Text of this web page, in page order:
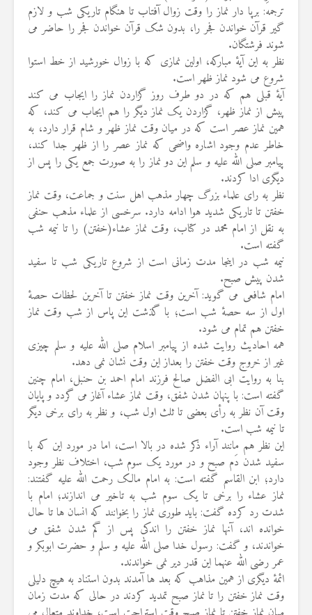
ترجمه: برپا دار نماز را وقت زوال آفتاب تا هنگام تاریکی شب و لازم
گیر قرآن خواندن فجر را، بدون شک قرآن خواندن فجر را حاضر می
شوند فرشتگان.
نظر به این آیهٔ مبارکه، اولین نمازی که با زوال خورشید از خط استوا
شروع می شود نماز ظهر است.
آیهٔ قبلی هم که در دو طرف روز گزاردن نماز را ایجاب می کند
پیش از نماز ظهر، گزاردن یک نماز دیگر را هم ایجاب می کند، که
همین نماز عصر است که در میان وقت نماز ظهر و شام قرار دارد، به
خاطر عدم وجود اشاره واضحی که نماز عصر را از ظهر جدا کند،
پیامبر صلی الله علیه و سلم این دو نماز را به صورت جمع یکی را پس از
دیگری ادا کردند.
نظر به رای علماء بزرگ چهار مذهب اهل سنت و جماعت، وقت نماز
خفتن تا تاریکی شدید هوا ادامه دارد. سرخسی از علماء مذهب حنفی
به نقل از امام محمد در کتاب، وقت نماز عشاء(خفتن) را تا نیمه شب
گفته است.
نیمه شب در اینجا مدت زمانی است از شروع تاریکی شب تا سفید
شدن پیش صبح.
امام شافعی می گوید: آخرین وقت نماز خفتن تا آخرین لحظات حصهٔ
اول از سه حصهٔ شب است؛ با گذشت این پاس از شب وقت نماز
خفتن هم تمام می شود.
همه احادیث روایت شده از پیامبر اسلام صلی الله علیه و سلم چیزی
غیر از خروج وقت خفتن را بعداز این وقت نشان نمی دهد.
بنا به روایت ابی الفضل صالح فرزند امام احمد بن حنبل، امام چنین
گفته است: با پنهان شدن شفق، وقت نماز عشاء آغاز می گردد و پایان
وقت آن نظر به رأی بعضی تا ثلث اول شب، و نظر به رای برخی دیگر
تا نیمه شب است.
این نظر هم مانند آراء ذکر شده در بالا است، اما در مورد این که با
سفید شدن دَم صبح و در مورد یک سوم شب، اختلاف نظر وجود
دارد؛ ابن القاسم گفته است: به امام مالک رحمت الله علیه گفتند:
نماز عشاء را برخی تا یک سوم شب به تاخیر می اندازند؛ امام با
شدت رد کرده گفت: باید طوری نماز را بخوانند که انسان ها تا حال
خوانده اند، آنها نماز خفتن را اندکی پس از گم شدن شفق می
خواندند، و گفت: رسول خدا صلی الله علیه و سلم و حضرت ابوبکر و
عمر رضی الله عنهما این قدر دیر نمی خواندند.
ائمهٔ دیگری از همین مذاهب که بعد ها آمدند بدون استناد به هیچ دلیلی
وقت نماز خفتن را تا نماز صبح تمدید کردند در حالی که مدت زمان